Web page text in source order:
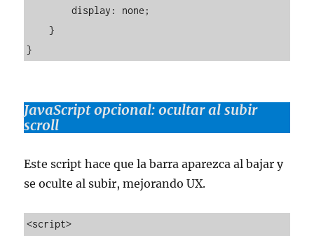
        display: none;
    }
JavaScript opcional: ocultar al subir
scroll
Este script hace que la barra aparezca al bajar y
se oculte al subir, mejorando UX.
<script>